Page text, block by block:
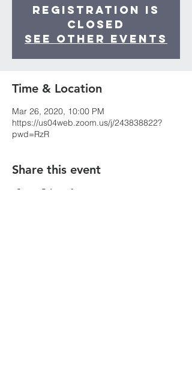
Registration is
Closed
See other events
Time & Location
Mar 26, 2020, 10:00 PM
https://us04web.zoom.us/j/243838822?
pwd=RzR
Share this event